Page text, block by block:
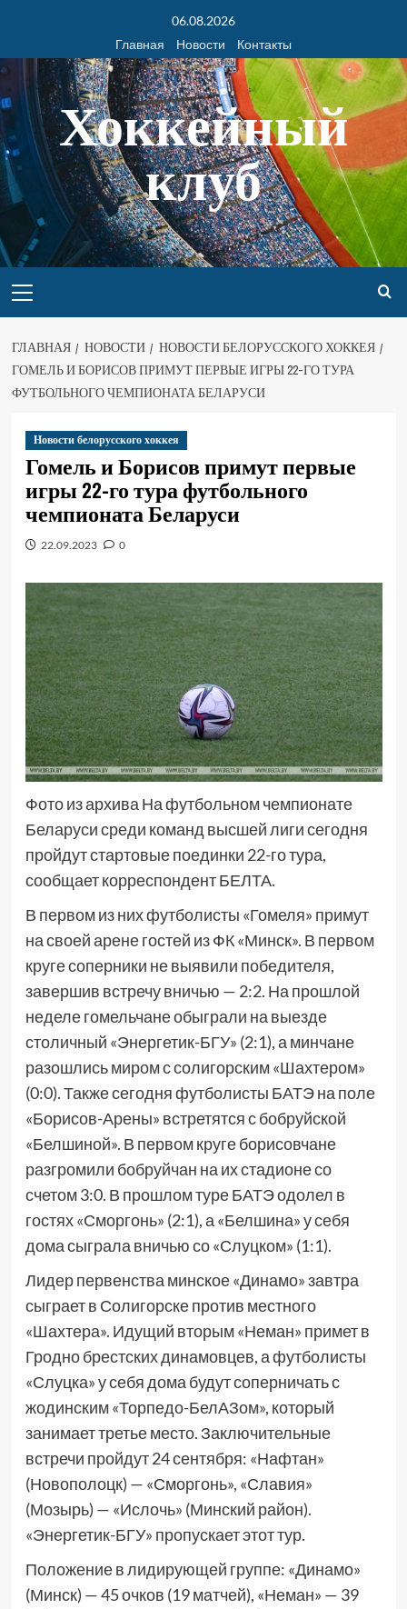
06.08.2026
Главная
Новости Контакты
Хоккейный
клуб
ГЛАВНАЯ НОВОСТИ
НОВОСТИ БЕЛОРУССКОГО ХОККЕЯ
ГОМЕЛЬ И БОРИСОВ ПРИМУТ ПЕРВЫЕ ИГРЫ 22-ГО ТУРА
ФУТБОЛЬНОГО ЧЕМПИОНАТА БЕЛАРУСИ
Новости белорусского хоккея
Гомель и Борисов примут первые
игры 22-го тура футбольного
чемпионата Беларуси
22.09.2023 0
Фото из архива На футбольном чемпионате
Беларуси среди команд высшей лиги сегодня
пройдут стартовые поединки 22-го тура,
сообщает корреспондент БЕЛТА.
В первом из них футболисты «Гомеля» примут
на своей арене гостей из ФК «Минск». В первом
круге соперники не выявили победителя,
завершив встречу вничью — 2:2. На прошлой
неделе гомельчане обыграли на выезде
столичный «Энергетик-БГУ» (2:1), а минчане
разошлись миром с солигорским «Шахтером»
(0:0). Также сегодня футболисты БАТЭ на поле
«Борисов-Арены» встретятся с бобруйской
«Белшиной». В первом круге борисовчане
разгромили бобруйчан на их стадионе со
счетом 3:0. В прошлом туре БАТЭ одолел в
гостях «Сморгонь» (2:1), а «Белшина» у себя
дома сыграла вничью со «Слуцком» (1:1).
Лидер первенства минское «Динамо» завтра
сыграет в Солигорске против местного
«Шахтера». Идущий вторым «Неман» примет в
Гродно брестских динамовцев, а футболисты
«Слуцка» у себя дома будут соперничать с
жодинским «Торпедо-БелАЗом», который
занимает третье место. Заключительные
встречи пройдут 24 сентября: «Нафтан»
(Новополоцк) — «Сморгонь», «Славия»
(Мозырь) — «Ислочь» (Минский район).
«Энергетик-БГУ» пропускает этот тур.
Положение в лидирующей группе: «Динамо»
(Минск) — 45 очков (19 матчей), «Неман» — 39